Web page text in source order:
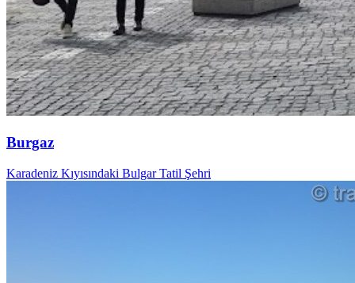
Burgaz
Karadeniz Kıyısındaki Bulgar Tatil Şehri